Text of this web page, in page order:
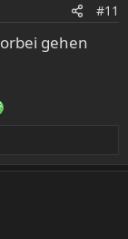
#11
gehen